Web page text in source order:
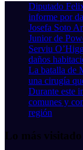
Diputado
informe por
Josefa Soto
Junior de
Serviu
daños
La batalla de
una cirugía
Durante este
comunes y
región
Lo más visitado